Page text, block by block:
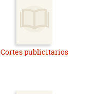
Cortes publicitarios